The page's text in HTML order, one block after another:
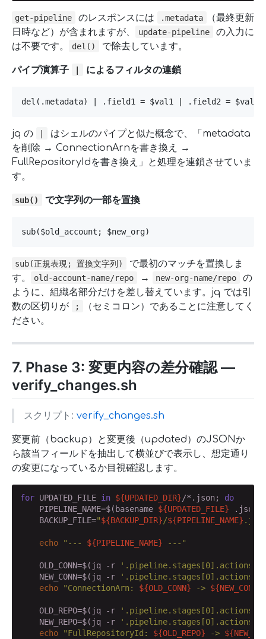
get-pipeline のレスポンスには .metadata
（最終更新
日時など）が含まれますが、
update-pipeline
の入力に
は不要です。
del() で除去しています。
パイプ演算子 によるフィルタの連鎖
del(.metadata) | .field1 = $val1 | .field2 = $val2
jq の
はシェルのパイプと似た概念で、「metadata
を削除 → ConnectionArnを書き換え →
FullRepositoryIdを書き換え」と処理を連鎖させていま
す。
sub() で文字列の一部を置換
sub($old_account; $new_org)
sub(正規表現; 置換文字列)
で最初のマッチを置換しま
す。
old-account-name/repo → new-org-name/repo
の
ように、組織名部分だけを差し替えています。jq では引
数の区切りが
;
（セミコロン）であることに注意してく
ださい。
7. Phase 3: 変更内容の差分確認 —
verify_changes.sh
スクリプト: verify_changes.sh
変更前（backup）と変更後（updated）のJSONか
ら該当フィールドを抽出して横並びで表示し、想定通り
の変更になっているか目視確認します。
for UPDATED_FILE in ${UPDATED_DIR}/*.json; do
    PIPELINE_NAME=$(basename
${UPDATED_FILE} .json)
    BACKUP_FILE=
"${BACKUP_DIR}/${PIPELINE_NAME}
echo "--- ${PIPELINE_NAME} ---"
    OLD_CONN=$(jq -r
    NEW_CONN=$(jq -r
echo
"ConnectionArn: ${OLD_CONN} -> ${NEW_CONN}
    OLD_REPO=$(jq -r
    NEW_REPO=$(jq -r
echo
"FullRepositoryId: ${OLD_REPO} ->